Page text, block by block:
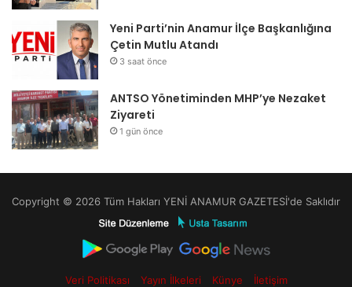
Yeni Parti’nin Anamur İlçe Başkanlığına
Çetin Mutlu Atandı
3 saat önce
ANTSO Yönetiminden MHP’ye Nezaket
Ziyareti
1 gün önce
Copyright © 2026 Tüm Hakları YENİ ANAMUR GAZETESİ'de Saklıdır
Veri Politikası Yayın İlkeleri Künye İletişim